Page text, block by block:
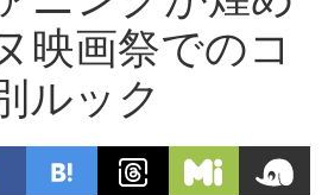
映画祭でのコ
ルック